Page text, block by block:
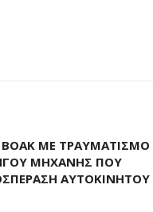
ΜΕ ΤΡΑΥΜΑΤΙΣΜΌ
ΜΗΧΑΝΉΣ ΠΟΥ
ΑΥΤΟΚΙΝΉΤΟΥ